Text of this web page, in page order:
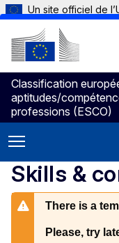
Skip to main content
Un site officiel de
Classification
aptitudes/
professions (ESCO)
Skills &
There is a
Please, try